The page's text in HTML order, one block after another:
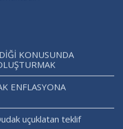
KONUSUNDA
ENFLASYONA
uçuklatan teklif